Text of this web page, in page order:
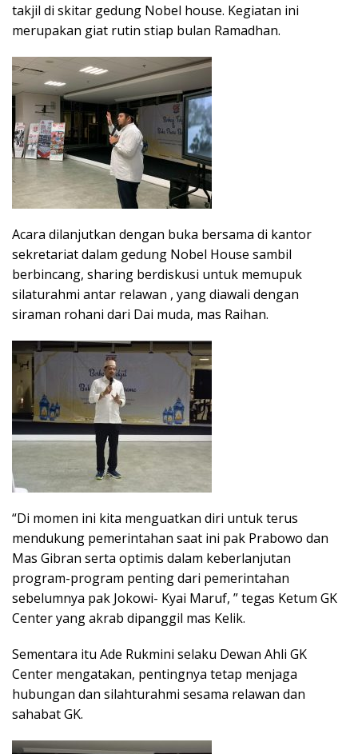
takjil di skitar gedung Nobel house. Kegiatan ini
merupakan giat rutin stiap bulan Ramadhan.
Acara dilanjutkan dengan buka bersama di kantor
sekretariat dalam gedung Nobel House sambil
berbincang, sharing berdiskusi untuk memupuk
silaturahmi antar relawan , yang diawali dengan
siraman rohani dari Dai muda, mas Raihan.
“Di momen ini kita menguatkan diri untuk terus
mendukung pemerintahan saat ini pak Prabowo dan
Mas Gibran serta optimis dalam keberlanjutan
program-program penting dari pemerintahan
sebelumnya pak Jokowi- Kyai Maruf, ” tegas Ketum GK
Center yang akrab dipanggil mas Kelik.
Sementara itu Ade Rukmini selaku Dewan Ahli GK
Center mengatakan, pentingnya tetap menjaga
hubungan dan silahturahmi sesama relawan dan
sahabat GK.